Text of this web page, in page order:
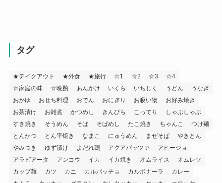
タグ
★テイクアウト ★外食 ★旅行 ☆1 ☆2 ☆3
☆4
☆家庭の味
☆晩酌 あんかけ いくら いちじく うどん
うなぎ
おかゆ
おせち料理 おでん おにぎり お吸い物
お好み焼き
お茶漬け
お雑煮 かつめし きんぴら こってり
しゃぶしゃぶ
すき焼き
そうめん そば そばめし たこ焼き ちゃんこ
つけ麺
とんかつ
とん平焼き なまこ にゅうめん まぜそば
やきとん
やみつき
ゆず漬け よだれ鶏 アクアパッツァ
アヒージョ
アラビアータ
アンコウ イカ イカ焼き オムライス
オムレツ
カップ麺
カツ カニ カルパッチョ カルボナーラ
カレー